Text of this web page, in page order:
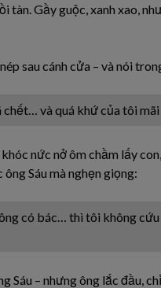
tàn. Gầy guộc, xanh xao,
sau cánh cửa – và nói
và quá khứ của tôi mãi
nức nở ôm chầm lấy
Sáu mà nghẹn giọng:
có bác… thì tôi không cứu
Sáu – nhưng ông lắc đầu,